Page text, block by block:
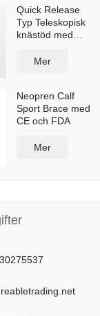
Quick Release
Typ Teleskopisk
knästöd med
Mer
Neopren Calf
Sport Brace med
CE och FDA
Mer